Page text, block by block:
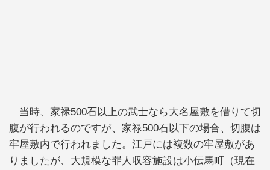
当時、家禄500石以上の武士なら大名屋敷を借りて切
腹が行われるのですが、家禄500石以下の場合、切腹は
牢屋敷内で行われました。江戸には複数の牢屋敷があ
りましたが、大規模な罪人収容施設は小伝馬町（現在